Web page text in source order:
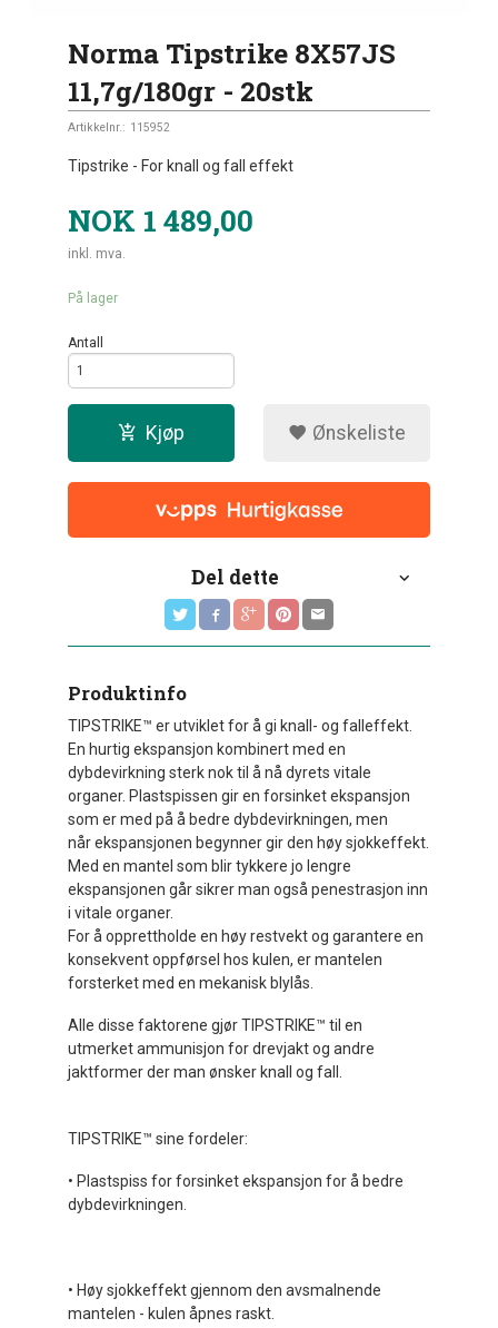
Norma Tipstrike 8X57JS
11,7g/180gr - 20stk
Artikkelnr.: 115952
Tipstrike - For knall og fall effekt
NOK 1 489,00
inkl. mva.
På lager
Antall
Kjøp Ønskeliste
Del dette
Produktinfo
TIPSTRIKE™ er utviklet for å gi knall- og falleffekt.
En hurtig ekspansjon kombinert med en
dybdevirkning sterk nok til å nå dyrets vitale
organer. Plastspissen gir en forsinket ekspansjon
som er med på å bedre dybdevirkningen, men
når ekspansjonen begynner gir den høy sjokkeffekt.
Med en mantel som blir tykkere jo lengre
ekspansjonen går sikrer man også penestrasjon inn
i vitale organer.
For å opprettholde en høy restvekt og garantere en
konsekvent oppførsel hos kulen, er mantelen
forsterket med en mekanisk blylås.
Alle disse faktorene gjør TIPSTRIKE™ til en
utmerket ammunisjon for drevjakt og andre
jaktformer der man ønsker knall og fall.
TIPSTRIKE™ sine fordeler:
• Plastspiss for forsinket ekspansjon for å bedre
dybdevirkningen.
• Høy sjokkeffekt gjennom den avsmalnende
mantelen - kulen åpnes raskt.